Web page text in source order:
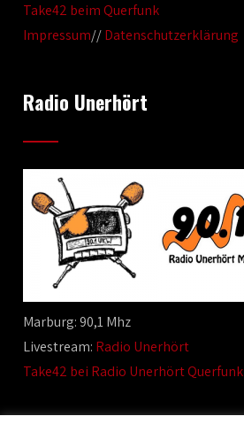
Take42 beim Querfunk
Impressum//Datenschutzerklärung
Radio Unerhört
Marburg: 90,1 Mhz
Livestream: Radio Unerhört
Take42 bei Radio Unerhört Querfunk